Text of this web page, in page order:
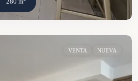
VENTA NUEVA